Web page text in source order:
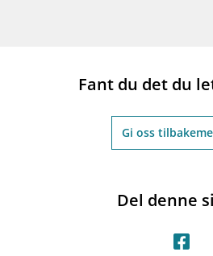
Fant du det du
Gi oss
Del denne